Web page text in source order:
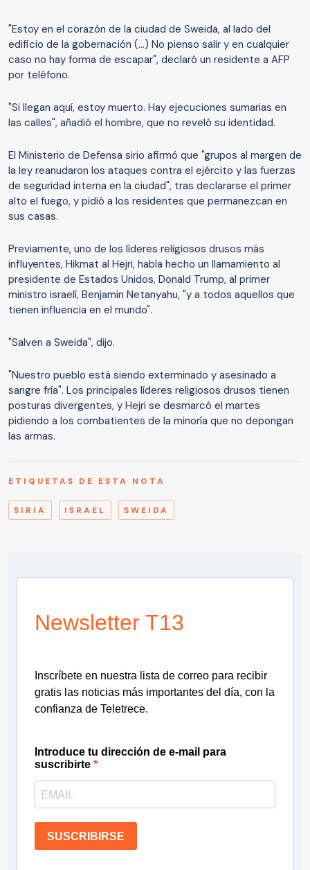
"Estoy en el corazón de la ciudad de Sweida, al lado del
edificio de la gobernación (...) No pienso salir y en cualquier
caso no hay forma de escapar", declaró un residente a AFP
por teléfono.
"Si llegan aquí, estoy muerto. Hay ejecuciones sumarias en
las calles", añadió el hombre, que no reveló su identidad.
El Ministerio de Defensa sirio afirmó que "grupos al margen de
la ley reanudaron los ataques contra el ejército y las fuerzas
de seguridad interna en la ciudad", tras declararse el primer
alto el fuego, y pidió a los residentes que permanezcan en
sus casas.
Previamente, uno de los líderes religiosos drusos más
influyentes, Hikmat al Hejri, había hecho un llamamiento al
presidente de Estados Unidos, Donald Trump, al primer
ministro israelí, Benjamin Netanyahu, "y a todos aquellos que
tienen influencia en el mundo".
"Salven a Sweida", dijo.
"Nuestro pueblo está siendo exterminado y asesinado a
sangre fría". Los principales líderes religiosos drusos tienen
posturas divergentes, y Hejri se desmarcó el martes
pidiendo a los combatientes de la minoría que no depongan
las armas.
ETIQUETAS DE ESTA NOTA
SIRIA ISRAEL SWEIDA
Newsletter T13
Inscríbete en nuestra lista de correo para recibir
gratis las noticias más importantes del día, con la
confianza de Teletrece.
Introduce tu dirección de e-mail para
suscribirte
SUSCRIBIRSE